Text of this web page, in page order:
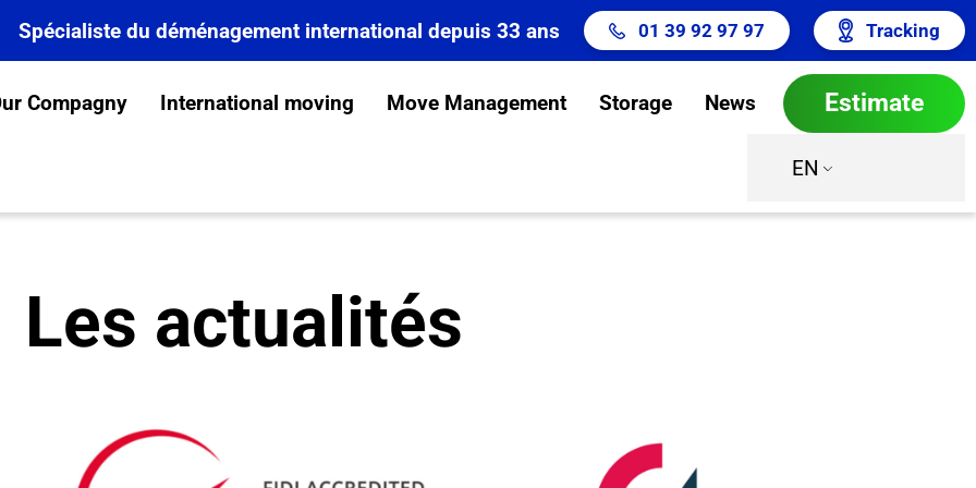
Spécialiste du déménagement international depuis 33 ans 01 39 92 97 97 Tracking
Compagny International moving Move Management Storage News Estimate
EN
Les actualités